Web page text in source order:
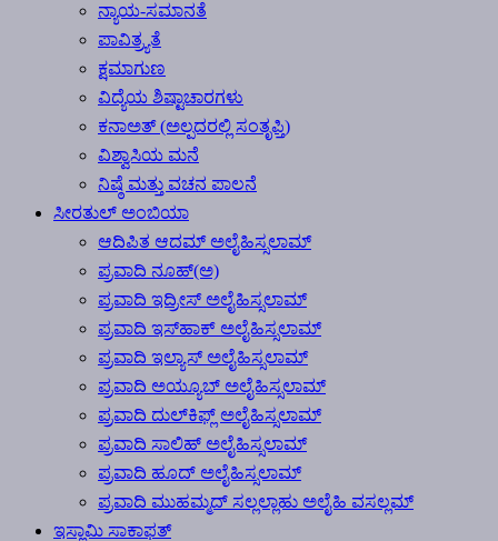
ನ್ಯಾಯ-ಸಮಾನತೆ
ಪಾವಿತ್ರ್ಯತೆ
ಕ್ಷಮಾಗುಣ
ವಿದ್ಯೆಯ ಶಿಷ್ಟಾಚಾರಗಳು
ಕನಾಅತ್ (ಅಲ್ಪದರಲ್ಲಿ ಸಂತೃಪ್ತಿ)
ವಿಶ್ವಾಸಿಯ ಮನೆ
ನಿಷ್ಠೆ ಮತ್ತು ವಚನ ಪಾಲನೆ
ಸೀರತುಲ್ ಅಂಬಿಯಾ
ಆದಿಪಿತ ಆದಮ್ ಅಲೈಹಿಸ್ಸಲಾಮ್
ಪ್ರವಾದಿ ನೂಹ್(ಅ)
ಪ್ರವಾದಿ ಇದ್ರೀಸ್ ಅಲೈಹಿಸ್ಸಲಾಮ್
ಪ್ರವಾದಿ ಇಸ್‍ಹಾಕ್ ಅಲೈಹಿಸ್ಸಲಾಮ್
ಪ್ರವಾದಿ ಇಲ್ಯಾಸ್ ಅಲೈಹಿಸ್ಸಲಾಮ್
ಪ್ರವಾದಿ ಅಯ್ಯೂಬ್ ಅಲೈಹಿಸ್ಸಲಾಮ್
ಪ್ರವಾದಿ ದುಲ್‍ಕಿಫ್ಲ್ ಅಲೈಹಿಸ್ಸಲಾಮ್
ಪ್ರವಾದಿ ಸಾಲಿಹ್ ಅಲೈಹಿಸ್ಸಲಾಮ್
ಪ್ರವಾದಿ ಹೂದ್ ಅಲೈಹಿಸ್ಸಲಾಮ್
ಪ್ರವಾದಿ ಮುಹಮ್ಮದ್ ಸಲ್ಲಲ್ಲಾಹು ಅಲೈಹಿ ವಸಲ್ಲಮ್
ಇಸ್ಲಾಮಿ ಸಾಕಾಫತ್